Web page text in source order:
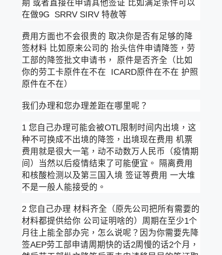
期 或者直接在申请其他签证 比如满足条件可以
在做9G SRRV SIRV 特赦等
费用方面也不会很贵的 取决你是否有足够的降
签材料 比如原来公司的 抬头信件申请降签，劳
工部的降签批文申请书， 原件是否齐全（比如
你的劳工卡原件在不在 ICARD原件在不在 护照
原件在不在）
我们办理和您办理差距在哪里呢？
1 您自己办理可能会被OTL限制时间内出境，这
种不可换成不出境的降签，出境现在费用 机票
费用就是很大一笔，动不动数万人民币（疫情期
间）当然以后疫情结束了可能便宜。 隔离费用
和核酸检测以及第三国入境 签证等费用 一大堆
不是一般人能接受的。
2 您自己办理 材料齐全（原先公司把所有需要的
材料都提供给你 公司证明啥的）周期在至少1个
月往上能全部办完，怎么说呢？因为你需要先降
签AEP劳工部申请周期快的话2周慢的话2个月，